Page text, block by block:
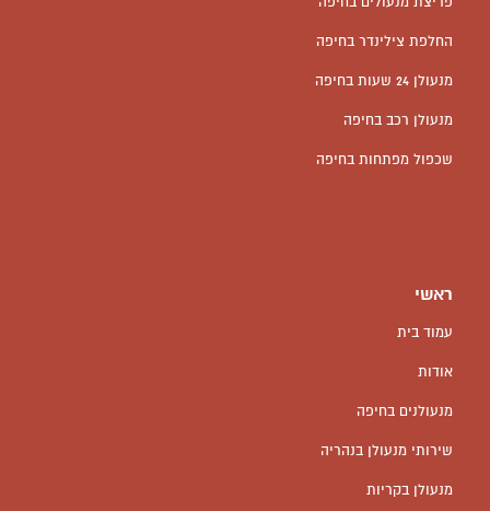
פריצת מנעולים בחיפה
החלפת צילינדר בחיפה
מנעולן 24 שעות בחיפה
מנעולן רכב בחיפה
שכפול מפתחות בחיפה
ראשי
עמוד בית
אודות
מנעולנים בחיפה
שירותי מנעולן בנהריה
מנעולן בקריות